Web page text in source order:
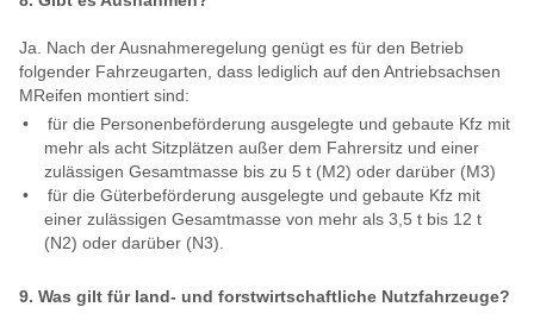
Ja. Nach der Ausnahmeregelung genügt es für den Betrieb
folgender Fahrzeugarten, dass lediglich auf den Antriebsachsen
MReifen montiert sind:
für die Personenbeförderung ausgelegte und gebaute Kfz mit
mehr als acht Sitzplätzen außer dem Fahrersitz und einer
zulässigen Gesamtmasse bis zu 5 t (M2) oder darüber (M3)
für die Güterbeförderung ausgelegte und gebaute Kfz mit
einer zulässigen Gesamtmasse von mehr als 3,5 t bis 12 t
(N2) oder darüber (N3).
9. Was gilt für land- und forstwirtschaftliche Nutzfahrzeuge?